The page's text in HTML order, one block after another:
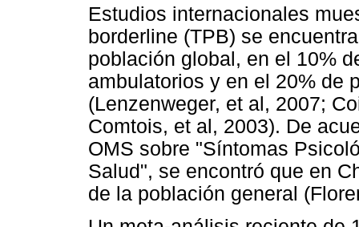
Estudios internacionales
borderline (TPB) se
población global, en el 10%
ambulatorios y en el 20% de
(Lenzenweger, et al, 2007;
Comtois, et al, 2003). De
OMS sobre "Síntomas
Salud", se encontró que en
de la población general